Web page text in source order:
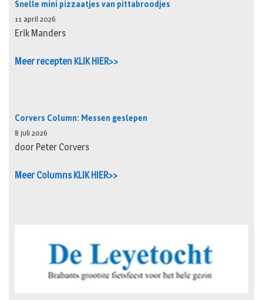
Snelle mini pizzaatjes van pittabroodjes
11 april 2026
Erik Manders
Meer recepten KLIK HIER>>
Corvers Column: Messen geslepen
8 juli 2026
door Peter Corvers
Meer Columns KLIK HIER>>